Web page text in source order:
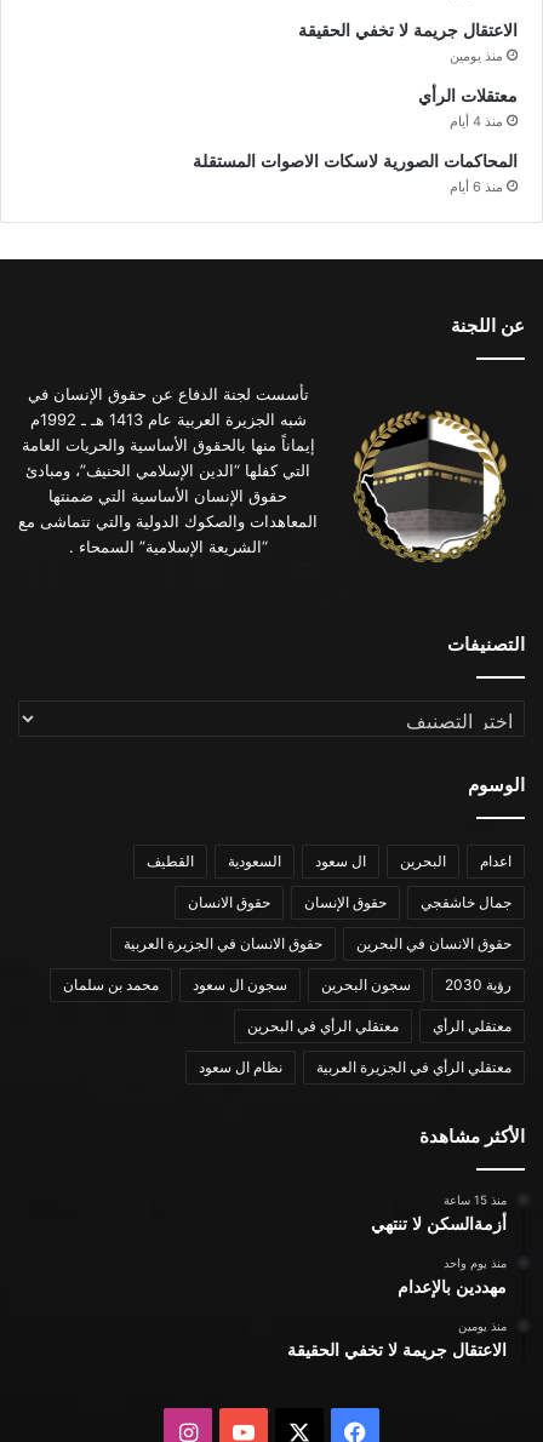
الاعتقال جريمة لا تخفي الحقيقة
منذ يومين
معتقلات الرأي
منذ 4 أيام
المحاكمات الصورية لاسكات الاصوات المستقلة
منذ 6 أيام
عن اللجنة
تأسست لجنة الدفاع عن حقوق الإنسان في
شبه الجزيرة العربية عام 1413 هـ ـ 1992م
إيماناً منها بالحقوق الأساسية والحريات العامة
التي كفلها “الدين الإسلامي الحنيف”، ومبادئ
حقوق الإنسان الأساسية التي ضمنتها
المعاهدات والصكوك الدولية والتي تتماشى مع
“الشريعة الإسلامية” السمحاء .
التصنيفات
التصنيفات
الوسوم
اعدام البحرين ال سعود السعودية القطيف
جمال خاشقجي حقوق الإنسان حقوق الانسان
حقوق الانسان في البحرين حقوق الانسان في الجزيرة العربية
رؤية 2030 سجون البحرين سجون ال سعود محمد بن سلمان
معتقلي الرأي معتقلي الرأي في البحرين
معتقلي الرأي في الجزيرة العربية نظام ال سعود
الأكثر مشاهدة
منذ 15 ساعة
أزمةالسكن لا تنتهي
منذ يوم واحد
مهددين بالإعدام
منذ يومين
الاعتقال جريمة لا تخفي الحقيقة
فيسبوك يوتيوبانستقرام